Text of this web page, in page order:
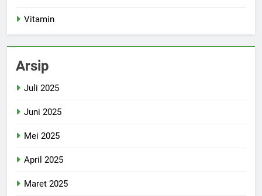
Vitamin
Arsip
Juli 2025
Juni 2025
Mei 2025
April 2025
Maret 2025